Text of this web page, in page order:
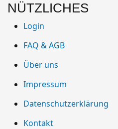
NÜTZLICHES
Login
FAQ & AGB
Über uns
Impressum
Datenschutzerklärung
Kontakt